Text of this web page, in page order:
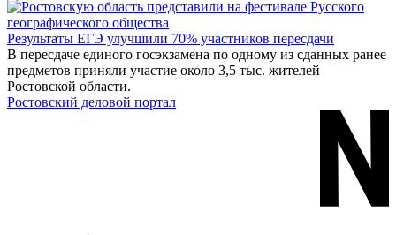
Результаты ЕГЭ улучшили 70% участников пересдачи
В пересдаче единого госэкзамена по одному из сданных ранее
предметов приняли участие около 3,5 тыс. жителей
Ростовской области.
Ростовский деловой портал